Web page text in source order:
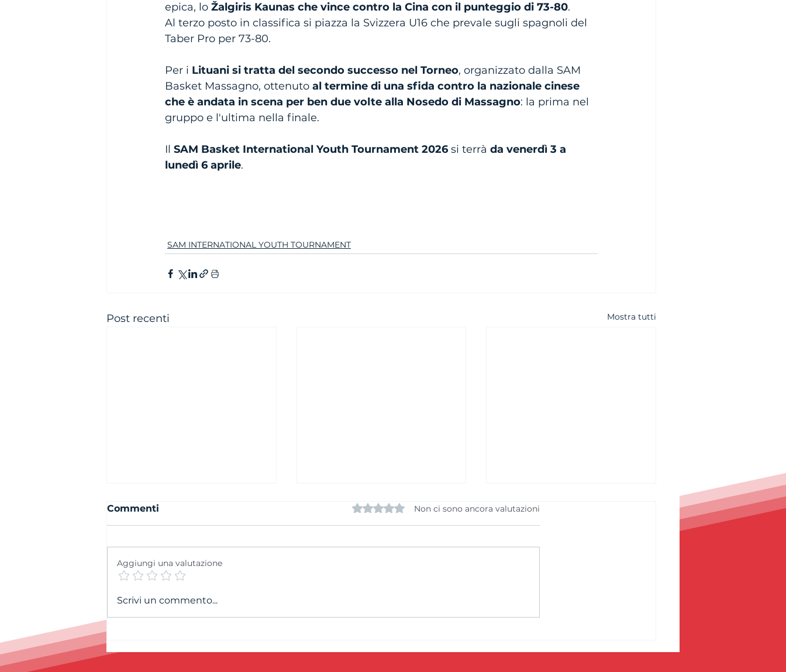
epica, lo Žalgiris Kaunas che vince contro la Cina con il punteggio di 73-80.
Al terzo posto in classifica si piazza la Svizzera U16 che prevale sugli spagnoli del
Taber Pro per 73-80.
Per i Lituani si tratta del secondo successo nel Torneo, organizzato dalla SAM
Basket Massagno, ottenuto al termine di una sfida contro la nazionale cinese
che è andata in scena per ben due volte alla Nosedo di Massagno: la prima nel
gruppo e l'ultima nella finale.
Il SAM Basket International Youth Tournament 2026 si terrà da venerdì 3 a
lunedì 6 aprile.
SAM INTERNATIONAL YOUTH TOURNAMENT
Post recenti Mostra tutti
Concluso il Field Project
torneo: è stata
Orange1 Bassano trionfa
Commenti Valutazione 0 stelle su 5.
Non ci sono ancora valutazioni
Aggiungi una valutazione
Scrivi un commento...